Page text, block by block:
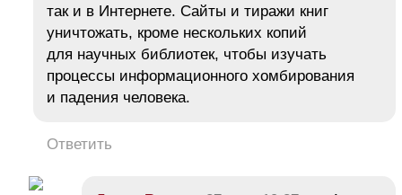
так и в Интернете. Сайты и тиражи книг
уничтожать, кроме нескольких копий
для научных библиотек, чтобы изучать
процессы информационного хомбирования
и падения человека.
Ответить